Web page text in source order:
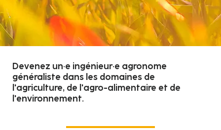
Devenez un·e ingénieur·e agronome
généraliste dans les domaines de
l'agriculture, de l'agro-alimentaire et de
l'environnement.